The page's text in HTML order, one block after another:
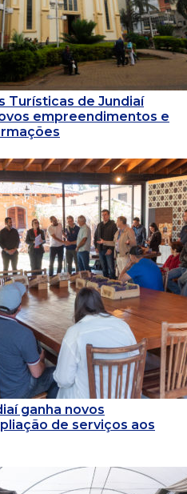
Turísticas de Jundiaí
empreendimentos e
ganha novos
de serviços aos